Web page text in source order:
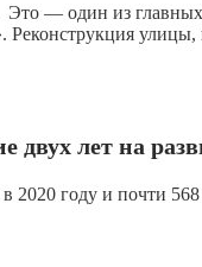
— один из
Реконструкция
двух лет на
2020 году и почти